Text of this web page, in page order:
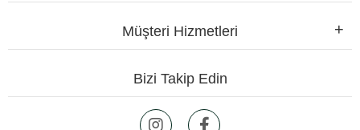
Müşteri Hizmetleri
Bizi Takip Edin